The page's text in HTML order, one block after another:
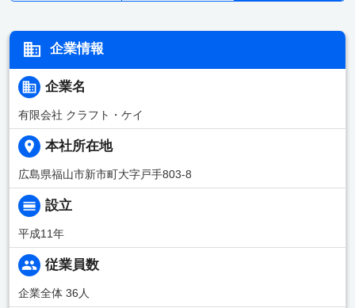
企業情報
企業名
有限会社 クラフト・ケイ
本社所在地
広島県福山市新市町大字戸手803-8
設立
平成11年
従業員数
企業全体 36人